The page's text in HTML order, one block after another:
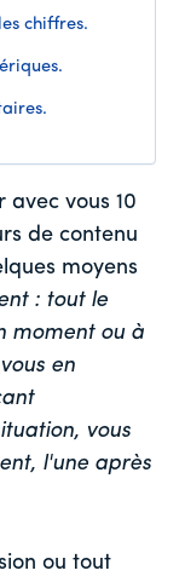
chiffres.
vous 10
de contenu
moyens
: tout le
moment ou à
en
vous
l'une après
ou tout